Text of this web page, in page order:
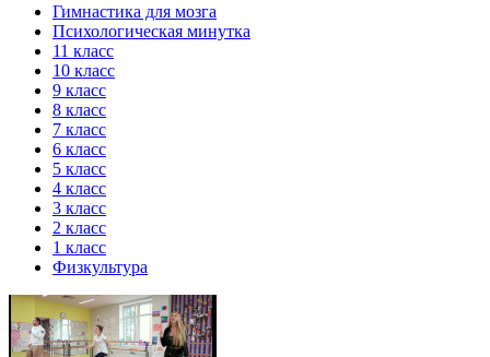
Гимнастика для мозга
Психологическая минутка
11 класс
10 класс
9 класс
8 класс
7 класс
6 класс
5 класс
4 класс
3 класс
2 класс
1 класс
Физкультура